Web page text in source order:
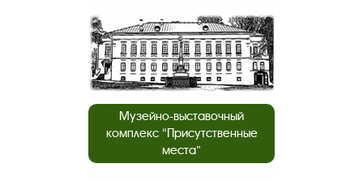
Музейно-выставочный
комплекс “Присутственные
места”